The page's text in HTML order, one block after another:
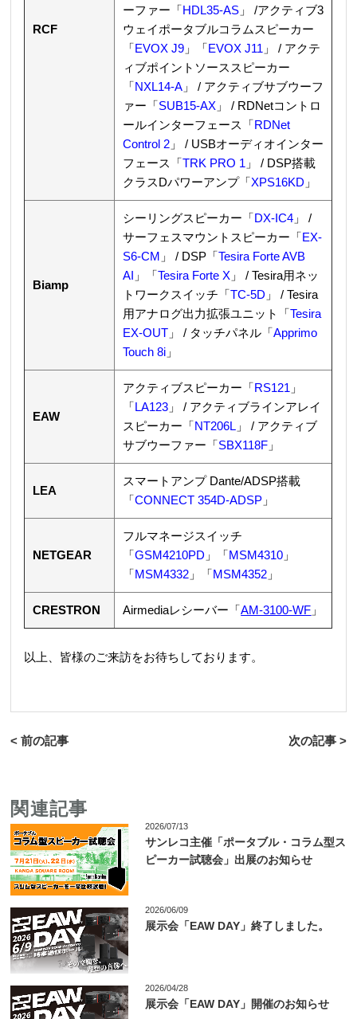
RCF
ーファー「HDL35-AS 」 /アクティブ3
ウェイポータブルコラムスピーカー
「EVOX J9 」「EVOX J11 」 / アクテ
ィブポイントソーススピーカー
「NXL14-A 」 / アクティブサブウーフ
ァー「SUB15-AX 」 / RDNetコントロ
ールインターフェース「RDNet
Control 2 」 / USBオーディオインター
フェース「TRK PRO 1 」 / DSP搭載
クラスDパワーアンプ「XPS16KD 」
Biamp
シーリングスピーカー「DX-IC4 」 /
サーフェスマウントスピーカー「EX-
S6-CM 」 / DSP「Tesira Forte AVB
AI 」「Tesira Forte X 」 / Tesira用ネッ
トワークスイッチ「TC-5D 」 / Tesira
用アナログ出力拡張ユニット「Tesira
EX-OUT 」 / タッチパネル「Apprimo
Touch 8i 」
EAW
アクティブスピーカー「RS121 」
「LA123 」 / アクティブラインアレイ
スピーカー「NT206L 」 / アクティブ
サブウーファー「SBX118F 」
LEA
スマートアンプ Dante/ADSP搭載
「CONNECT 354D-ADSP 」
NETGEAR
フルマネージスイッチ
「GSM4210PD 」「MSM4310 」
「MSM4332 」「MSM4352 」
CRESTRON Airmediaレシーバー「AM-3100-WF 」
以上、皆様のご来訪をお待ちしております。
< 前の記事 次の記事 >
関連記事
2026/07/13
サンレコ主催「ポータブル・コラム型ス
ピーカー試聴会」出展のお知らせ
2026/06/09
展示会「EAW DAY」終了しました。
2026/04/28
展示会「EAW DAY」開催のお知らせ